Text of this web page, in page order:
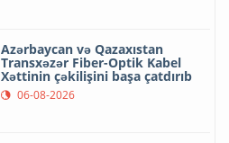
Azərbaycan və Qazaxıstan
Transxəzər Fiber-Optik Kabel
Xəttinin çəkilişini başa çatdırıb
06-08-2026